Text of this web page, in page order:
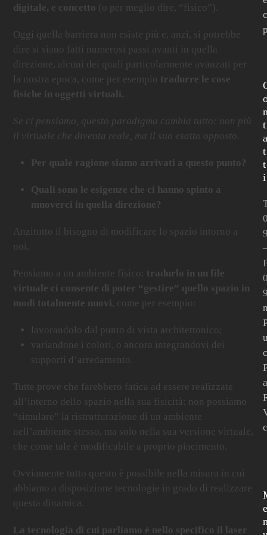
digitale, e concetto (o per meglio dire, “fisico”).
Oggi quella barriera non esiste più e, anzi, si potrebbe
dire si siano fatti numerosi passi avanti in quella
direzione, alcuni dei quali particolarmente avanzati per
la nostra epoca, come per esempio tradurre le cose
fisiche in oggetti virtuali.
Se ci pensiamo, questo paradigma cambia tutto: non più
il virtuale che diventa reale, ma il suo esatto opposto.
Per quale ragione siamo arrivati a questo punto?
Quali sono le esigenze che ci hanno spinto a
muoverci in quella direzione?
Anzitutto il bisogno di modificare lo spazio intorno a
noi.
Pensiamo a un ambiente fisico: tradurlo in un file
virtuale ci consente di poter “gestire” quello spazio in
modi totalmente nuovi , come per esempio:
lavorandolo dal punto di vista architettonico;
variandone i colori, o ancora integrandovi dei
supporti d’arredamento.
Tutte prove che farebbero fatica ad essere realizzate
all’interno dello spazio nella sua fisicità: non possiamo
“simulare” la ristrutturazione di un ambiente
nell’ambiente stesso, ma solo nella sua versione virtuale
che come tale è modificabile a proprio piacimento.
Ovviamente tutto questo è possibile nella misura in cui
abbiamo a disposizione tecnologie in grado di realizzare
questa dinamica.
La tecnologia di cui parliamo è nello specifico il laser
t
a
t
t
i
e